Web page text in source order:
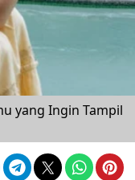
yang Ingin Tampil